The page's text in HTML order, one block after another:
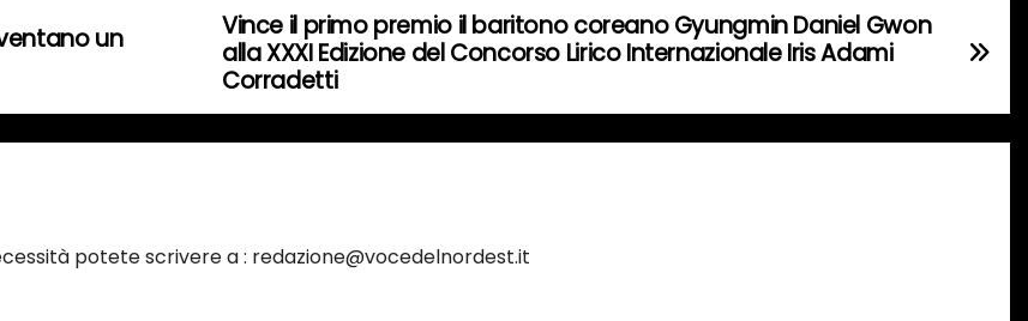
Vince il primo premio il baritono coreano Gyungmin Daniel Gwon
alla XXXI Edizione del Concorso Lirico Internazionale Iris Adami
Corradetti
un
potete scrivere a : redazione@vocedelnordest.it